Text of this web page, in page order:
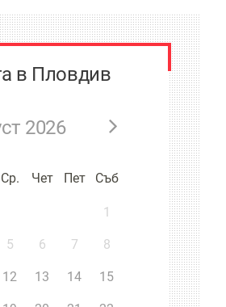
в Пловдив
2026
Ср. Чет Пет Съб
1
5 6 7 8
12 13 14 15